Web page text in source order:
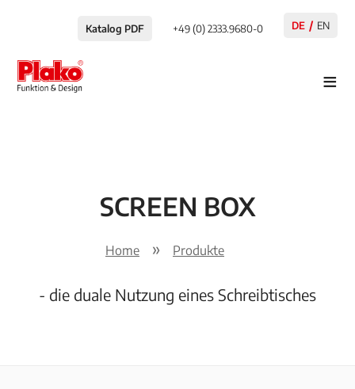
Katalog PDF +49 (0) 2333.9680-0 DE EN
≡
SCREEN BOX
Home Produkte
- die duale Nutzung eines Schreibtisches